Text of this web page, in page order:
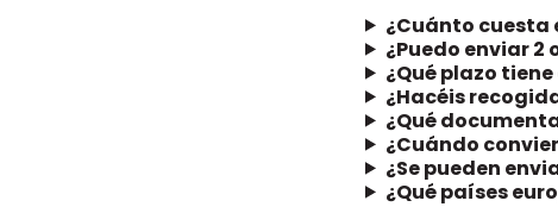
¿Cuánto cuesta
¿Puedo enviar
¿Qué plazo
¿Hacéis
¿Qué
¿Cuándo
¿Se pueden
¿Qué países